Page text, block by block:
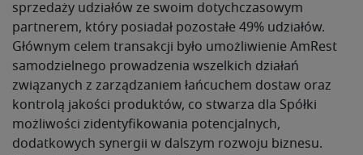
sprzedaży udziałów ze swoim dotychczasowym
partnerem, który posiadał pozostałe 49% udziałów.
Głównym celem transakcji było umożliwienie AmRest
samodzielnego prowadzenia wszelkich działań
związanych z zarządzaniem łańcuchem dostaw oraz
kontrolą jakości produktów, co stwarza dla Spółki
możliwości zidentyfikowania potencjalnych,
dodatkowych synergii w dalszym rozwoju biznesu.